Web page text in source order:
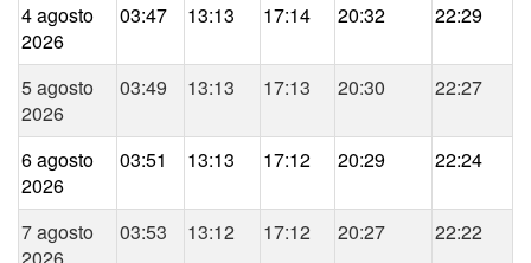
4 agosto
2026
03:47 13:13 17:14 20:32 22:29
5 agosto
2026
03:49 13:13 17:13 20:30 22:27
6 agosto
2026
03:51 13:13 17:12 20:29 22:24
7 agosto
03:53 13:12 17:12 20:27 22:22